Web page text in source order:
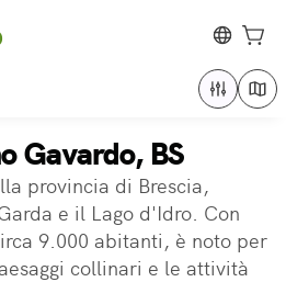
Gavardo, BS
provincia di Brescia,
e il Lago d'Idro. Con
9.000 abitanti, è noto per
collinari e le attività